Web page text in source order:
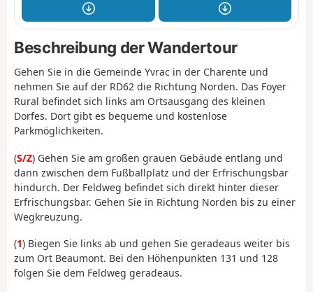
Beschreibung der Wandertour
Gehen Sie in die Gemeinde Yvrac in der Charente und
nehmen Sie auf der RD62 die Richtung Norden. Das Foyer
Rural befindet sich links am Ortsausgang des kleinen
Dorfes. Dort gibt es bequeme und kostenlose
Parkmöglichkeiten.
(S/Z) Gehen Sie am großen grauen Gebäude entlang und
dann zwischen dem Fußballplatz und der Erfrischungsbar
hindurch. Der Feldweg befindet sich direkt hinter dieser
Erfrischungsbar. Gehen Sie in Richtung Norden bis zu einer
Wegkreuzung.
(1) Biegen Sie links ab und gehen Sie geradeaus weiter bis
zum Ort Beaumont. Bei den Höhenpunkten 131 und 128
folgen Sie dem Feldweg geradeaus.